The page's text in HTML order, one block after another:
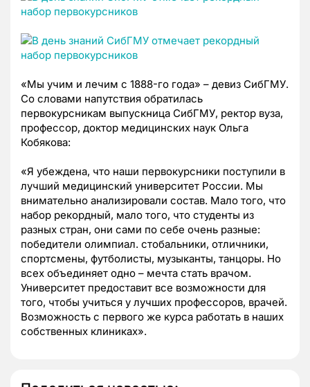
«Мы учим и лечим с 1888-го года» – девиз СибГМУ.
Со словами напутствия обратилась
первокурсникам выпускница СибГМУ, ректор вуза,
профессор, доктор медицинских наук Ольга
Кобякова:
«Я убеждена, что наши первокурсники поступили в
лучший медицинский университет России. Мы
внимательно анализировали состав. Мало того, что
набор рекордный, мало того, что студенты из
разных стран, они сами по себе очень разные:
победители олимпиал. стобальники, отличники,
спортсмены, футболисты, музыканты, танцоры. Но
всех объединяет одно – мечта стать врачом.
Университет предоставит все возможности для
того, чтобы учиться у лучших профессоров, врачей.
Возможность с первого же курса работать в наших
собственных клиниках».